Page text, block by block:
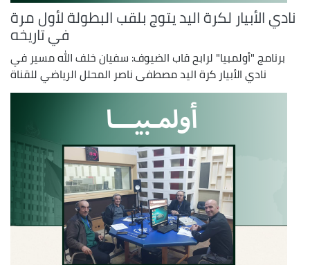
نادي الأبيار لكرة اليد يتوج بلقب البطولة لأول مرة
في تاريخه
برنامج "أولمبيا" لرابح قاب الضيوف: سفيان خلف الله مسير في
نادي الأبيار كرة اليد مصطفى ناصر المحلل الرياضي للقناة